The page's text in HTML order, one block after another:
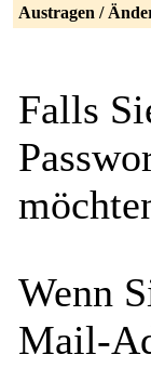
Austragen /
Falls
Wenn
Mail-